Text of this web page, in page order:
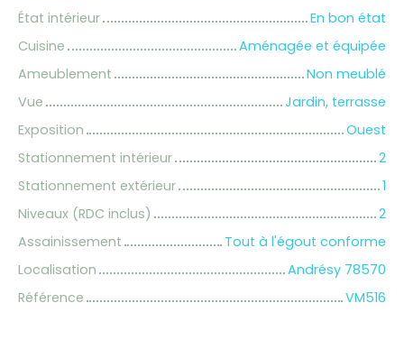
État intérieur
En bon état
Cuisine
Aménagée et équipée
Ameublement
Non meublé
Vue
Jardin, terrasse
Exposition
Ouest
Stationnement intérieur
2
Stationnement extérieur
1
Niveaux (RDC inclus)
2
Assainissement
Tout à l'égout conforme
Localisation
Andrésy 78570
Référence
VM516